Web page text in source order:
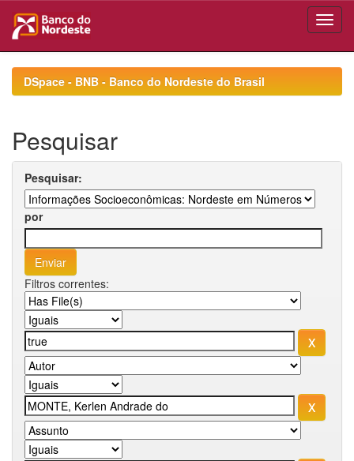
navigationDSpace - BNB - Banco do Nordeste do Brasil
Pesquisar
Pesquisar:
por
Filtros correntes: